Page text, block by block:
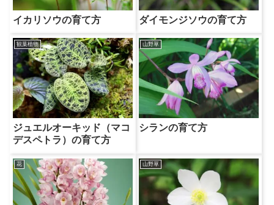
イカリソウの育て方 ダイモンジソウの育て方
観葉植物
ジュエルオーキッド（マコ
デスペトラ）の育て方
山野草
シランの育て方
花 山野草